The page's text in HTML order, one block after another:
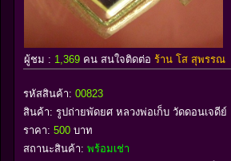
ผู้ชม : 1,369 คน สนใจติดต่อ ร้าน โส สุพรรณ
รหัสสินค้า: 00823
สินค้า: รูปถ่ายพัดยศ หลวงพ่อเก็บ วัดดอนเจดีย์
ราคา: 500 บาท
สถานะสินค้า: พร้อมเช่า